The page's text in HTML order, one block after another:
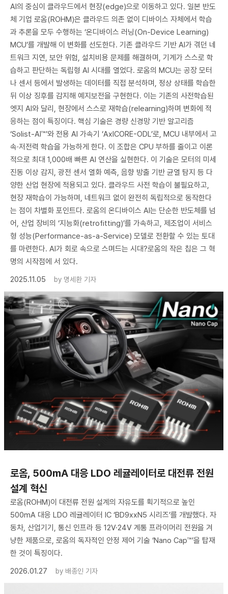
AI의 중심이 클라우드에서 현장(edge)으로 이동하고 있다. 일본 반도
체 기업 로옴(ROHM)은 클라우드 의존 없이 디바이스 자체에서 학습
과 추론을 모두 수행하는 ‘온디바이스 러닝(On-Device Learning)
MCU’를 개발해 이 변화를 선도한다. 기존 클라우드 기반 AI가 겪던 네
트워크 지연, 보안 위험, 설치비용 문제를 해결하며, 기계가 스스로 학
습하고 판단하는 독립형 AI 시대를 열었다. 로옴의 MCU는 공장 모터
나 센서 등에서 발생하는 데이터를 직접 분석하며, 정상 상태를 학습한
뒤 이상 징후를 감지해 예지보전을 구현한다. 이는 기존의 사전학습된
엣지 AI와 달리, 현장에서 스스로 재학습(relearning)하며 변화에 적
응하는 점이 특징이다. 핵심 기술은 경량 신경망 기반 알고리즘
‘Solist-AI™’와 전용 AI 가속기 ‘AxlCORE-ODL’로, MCU 내부에서 고
속·저전력 학습을 가능하게 한다. 이 조합은 CPU 부하를 줄이고 이론
적으로 최대 1,000배 빠른 AI 연산을 실현한다. 이 기술은 모터의 미세
진동 이상 감지, 광전 센서 열화 예측, 음향 방출 기반 균열 탐지 등 다
양한 산업 현장에 적용되고 있다. 클라우드 사전 학습이 불필요하고,
현장 재학습이 가능하며, 네트워크 없이 완전히 독립적으로 동작한다
는 점이 차별화 포인트다. 로옴의 온디바이스 AI는 단순한 반도체를 넘
어, 산업 장비의 ‘지능화(retrofitting)’를 가속하고, 제조업이 서비스
형 성능(Performance-as-a-Service) 모델로 전환할 수 있는 토대
를 마련한다. AI가 회로 속으로 스며드는 시대?로옴의 작은 칩은 그 혁
명의 시작점에 서 있다.
2025.11.05
by 명세환 기자
로옴, 500mA 대응 LDO 레귤레이터로 대전류 전원
설계 혁신
로옴(ROHM)이 대전류 전원 설계의 자유도를 획기적으로 높인
500mA 대응 LDO 레귤레이터 IC ‘BD9xxN5 시리즈’를 개발했다. 자
동차, 산업기기, 통신 인프라 등 12V·24V 계통 프라이머리 전원을 겨
냥한 제품으로, 로옴의 독자적인 안정 제어 기술 ‘Nano Cap™’을 탑재
한 것이 특징이다.
2026.01.27
by 배종인 기자